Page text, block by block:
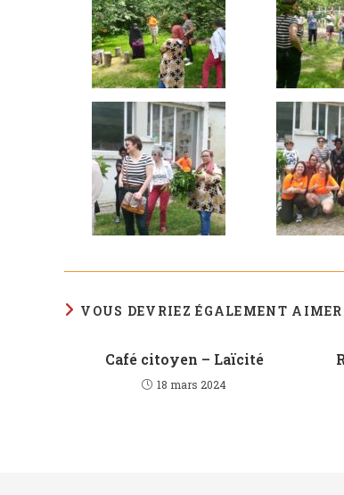
VOUS DEVRIEZ ÉGALEMENT AIMER
Café citoyen – Laïcité
18 mars 2024